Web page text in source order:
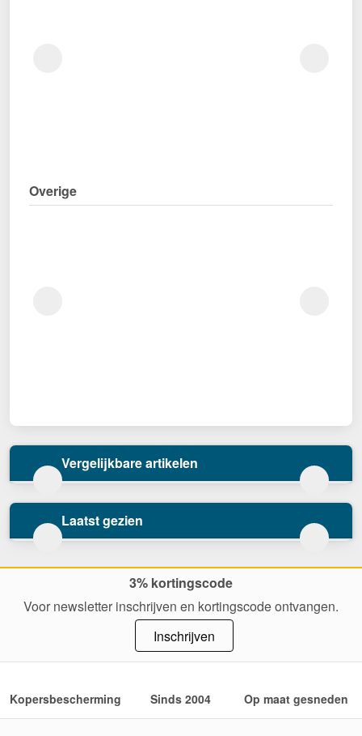
Overige
Vergelijkbare artikelen
Laatst gezien
3% kortingscode
Voor newsletter inschrijven en kortingscode ontvangen.
Inschrijven
Kopersbescherming Sinds 2004 Op maat gesneden